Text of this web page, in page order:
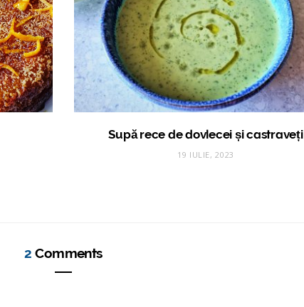
Supă rece de dovlecei și castraveți
19 IULIE, 2023
2 Comments